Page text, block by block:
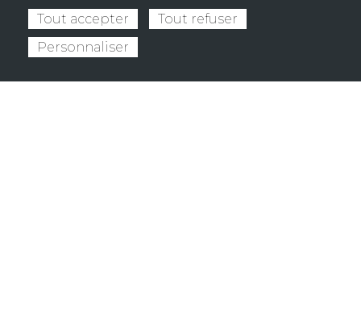
Tout accepter
Tout refuser
Personnaliser